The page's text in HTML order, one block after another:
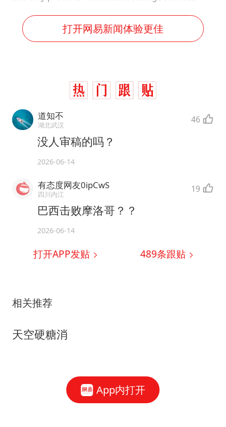
打开网易新闻体验更佳
道知不
湖北武汉 46
没人审稿的吗？
2026-06-14
有态度网友0ipCwS
四川内江 19
巴西击败摩洛哥？？
2026-06-14
打开APP发贴 489条跟贴
相关推荐
天空硬糖消
App内打开